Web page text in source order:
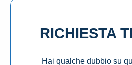
RICHIESTA
Hai qualche dubbio su